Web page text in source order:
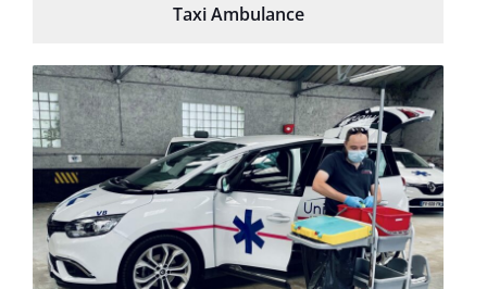
Taxi Ambulance